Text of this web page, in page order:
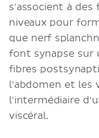
s'associent à
niveaux pour
que nerf
font synapse sur
fibres
l'abdomen et les
l'intermédiaire
viscéral.